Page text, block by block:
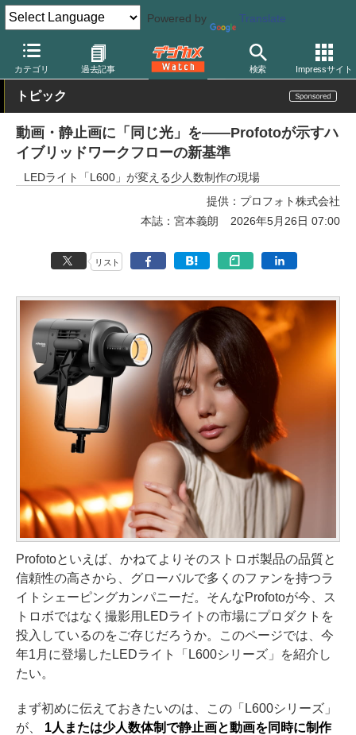
Powered by Translate
カテゴリ 過去記事 検索 Impressサイト
デジカメ Watch 撮影用品 LEDライト
トピック
動画・静止画に「同じ光」を――Profotoが示すハ
イブリッドワークフローの新基準
LEDライト「L600」が変える少人数制作の現場
提供： プロフォト株式会社
本誌：宮本義朗
2026年5月26日 07:00
リスト
Profotoといえば、かねてよりそのストロボ製品の品質と
信頼性の高さから、グローバルで多くのファンを持つラ
イトシェーピングカンパニーだ。そんなProfotoが今、ス
トロボではなく撮影用LEDライトの市場にプロダクトを
投入しているのをご存じだろうか。このページでは、今
年1月に登場したLEDライト「L600シリーズ」を紹介し
たい。
まず初めに伝えておきたいのは、この「L600シリーズ」
が、
1人または少人数体制で静止画と動画を同時に制作